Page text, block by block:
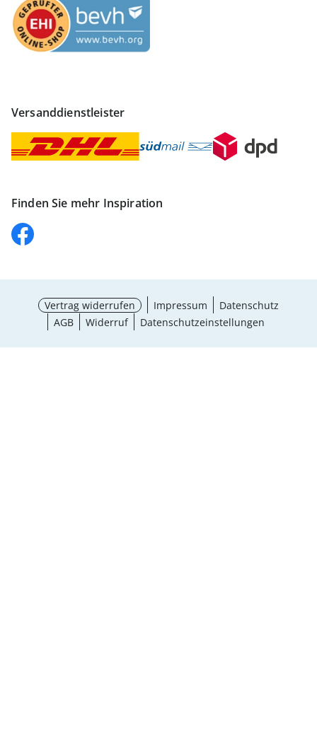
Versanddienstleister
Finden Sie mehr Inspiration
Vertrag widerrufen Impressum
Datenschutz
AGB
Widerruf Datenschutzeinstellungen